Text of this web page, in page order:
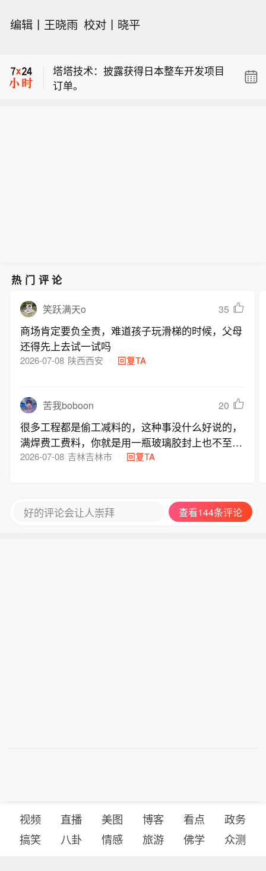
编辑丨王晓雨 校对丨晓平
月7日，大麦官方微博发文表示，“打击
们持续升级风控模型，实现毫秒级风险
识别与处置，全年累计拦截恶意请求超
2026年上半年营业收入3.14亿元，同比
下降32.41%。归属于上市公司股东的净
塔塔技术：披露获得日本整车开发项目
订单。
热门评论
笑跃满天o 35
商场肯定要负全责，难道孩子玩滑梯的时候，父母
还得先上去试一试吗
2026-07-08 陕西西安 回复TA
苦我boboon 20
很多工程都是偷工减料的，这种事没什么好说的，
满焊费工费料，你就是用一瓶玻璃胶封上也不至于
有这么大的隐患
2026-07-08 吉林吉林市 回复TA
好的评论会让人崇拜 查看144条评论
视频 直播 美图 博客 看点
政务
搞笑
八卦 情感 旅游 佛学 众测